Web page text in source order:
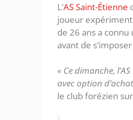
L’AS Saint-Étienne
joueur
de 26 ans a
avant de
« Ce dimanche,
avec option
le club forézien